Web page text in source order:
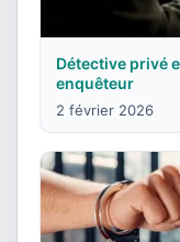
Détective privé
enquêteur
2 février 2026